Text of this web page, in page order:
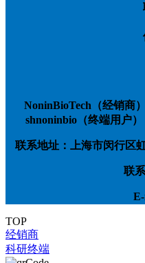
NoninBioTech（经销商）
shnoninbio（终端用户）
联系地址：上海市闵行区
联
TOP
经销商
科研终端